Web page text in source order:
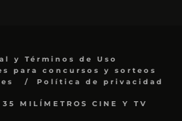
y Términos de Uso
para concursos y sorteos
Política de privacidad
MILÍMETROS CINE Y TV